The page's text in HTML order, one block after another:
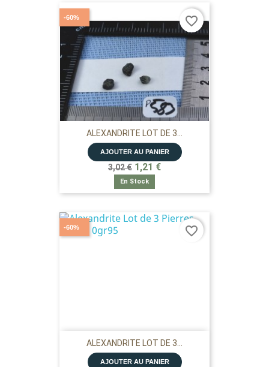
ALEXANDRITE LOT DE 3...
AJOUTER AU PANIER
3,02 € 1,21 €
En Stock
-60% favorite_border
ALEXANDRITE LOT DE 3...
AJOUTER AU PANIER
-60% favorite_border